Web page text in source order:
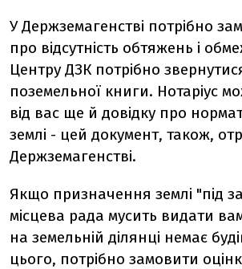
У Держземагенстві потрібно
про відсутність обтяжень і
Центру ДЗК потрібно
поземельної книги. Нотаріус
від вас ще й довідку про
землі - цей документ, також,
Держземагенстві.
Якщо призначення землі "під
місцева рада мусить видати
на земельній ділянці немає
цього, потрібно замовити